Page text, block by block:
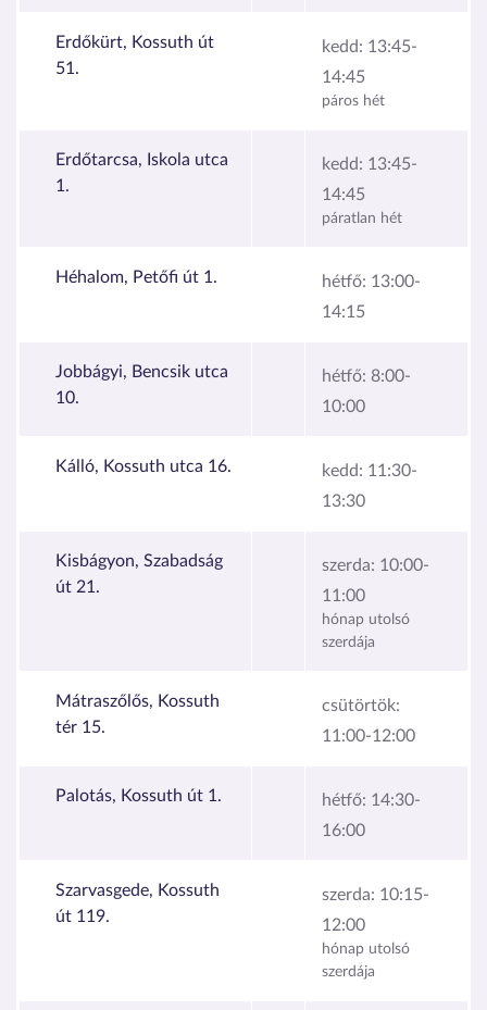
Erdőkürt, Kossuth út
51.
kedd: 13:45-
14:45
páros hét
Erdőtarcsa, Iskola utca
1.
kedd: 13:45-
14:45
páratlan hét
Héhalom, Petőfi út 1. hétfő: 13:00-
14:15
Jobbágyi, Bencsik utca
10.
hétfő: 8:00-
10:00
Kálló, Kossuth utca 16. kedd: 11:30-
13:30
Kisbágyon, Szabadság
út 21.
szerda: 10:00-
11:00
hónap utolsó
szerdája
Mátraszőlős, Kossuth
tér 15.
csütörtök:
11:00-12:00
Palotás, Kossuth út 1. hétfő: 14:30-
16:00
Szarvasgede, Kossuth
út 119.
szerda: 10:15-
12:00
hónap utolsó
szerdája